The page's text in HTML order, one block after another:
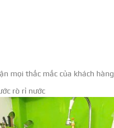
mọi thắc mắc của khách hàng
rò rỉ nước